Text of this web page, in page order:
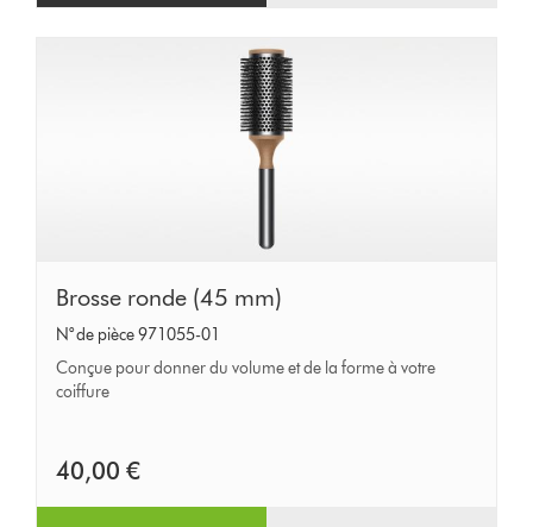
Brosse
ronde
(45
mm)
Brosse ronde (45 mm)
N° de pièce 971055-01
Conçue pour donner du volume et de la forme à votre
coiffure
40,00 €